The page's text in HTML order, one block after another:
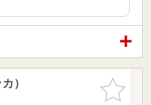
お気に入
りに追加
）